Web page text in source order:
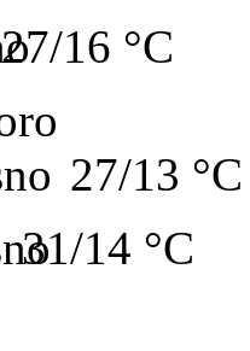
27/16 °C
27/13 °C
31/14 °C